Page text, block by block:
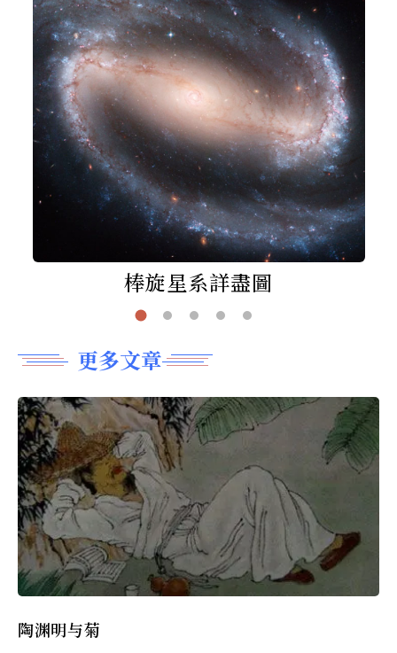
棒旋星系詳盡圖
更多文章
陶渊明与菊